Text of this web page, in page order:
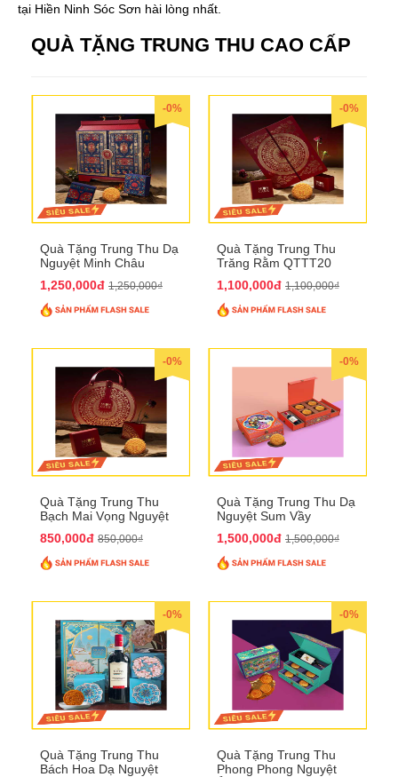
tại Hiền Ninh Sóc Sơn hài lòng nhất.
QUÀ TẶNG TRUNG THU CAO CẤP
-0%
Quà Tặng Trung Thu Dạ
Nguyệt Minh Châu
1,250,000đ 1,250,000₫
-0%
Quà Tặng Trung Thu
Trăng Rằm QTTT20
1,100,000đ 1,100,000₫
-0%
Quà Tặng Trung Thu
Bạch Mai Vọng Nguyệt
850,000đ 850,000₫
-0%
Quà Tặng Trung Thu Dạ
Nguyệt Sum Vầy
1,500,000đ 1,500,000₫
-0%
Quà Tặng Trung Thu
Bách Hoa Dạ Nguyệt
-0%
Quà Tặng Trung Thu
Phong Phong Nguyệt